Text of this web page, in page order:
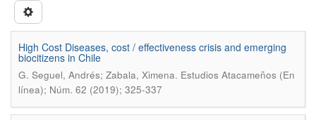
High Cost Diseases, cost / effectiveness crisis and emerging
biocitizens in Chile
G. Seguel, Andrés; Zabala, Ximena. Estudios Atacameños (En
línea); Núm. 62 (2019); 325-337